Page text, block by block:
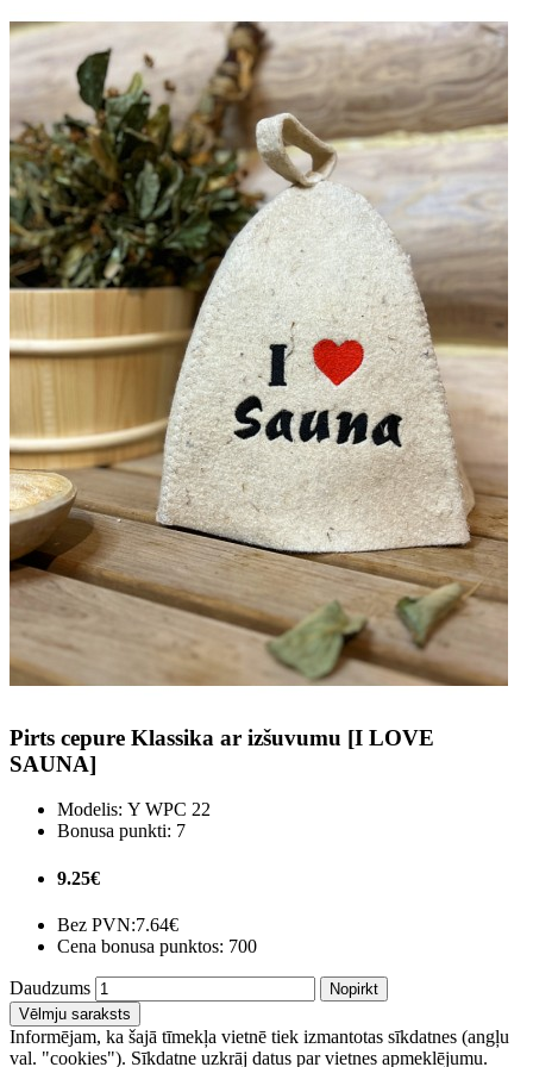
Pirts cepure Klassika ar izšuvumu [I LOVE
SAUNA]
Modelis: Y WPC 22
Bonusa punkti: 7
9.25€
Bez PVN:7.64€
Cena bonusa punktos: 700
Daudzums
Nopirkt
Vēlmju saraksts
Informējam, ka šajā tīmekļa vietnē tiek izmantotas sīkdatnes (angļu
val. "cookies"). Sīkdatne uzkrāj datus par vietnes apmeklējumu.